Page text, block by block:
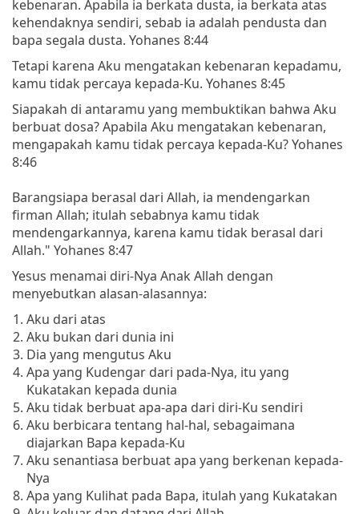
kebenaran. Apabila ia berkata dusta, ia berkata atas
kehendaknya sendiri, sebab ia adalah pendusta dan
bapa segala dusta. Yohanes 8:44
Tetapi karena Aku mengatakan kebenaran kepadamu,
kamu tidak percaya kepada-Ku. Yohanes 8:45
Siapakah di antaramu yang membuktikan bahwa Aku
berbuat dosa? Apabila Aku mengatakan kebenaran,
mengapakah kamu tidak percaya kepada-Ku? Yohanes
8:46
Barangsiapa berasal dari Allah, ia mendengarkan
firman Allah; itulah sebabnya kamu tidak
mendengarkannya, karena kamu tidak berasal dari
Allah." Yohanes 8:47
Yesus menamai diri-Nya Anak Allah dengan
menyebutkan alasan-alasannya:
Aku dari atas
Aku bukan dari dunia ini
Dia yang mengutus Aku
Apa yang Kudengar dari pada-Nya, itu yang
Kukatakan kepada dunia
Aku tidak berbuat apa-apa dari diri-Ku sendiri
Aku berbicara tentang hal-hal, sebagaimana
diajarkan Bapa kepada-Ku
Aku senantiasa berbuat apa yang berkenan kepada-
Nya
Apa yang Kulihat pada Bapa, itulah yang Kukatakan